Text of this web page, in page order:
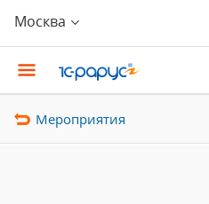
Москва
Мероприятия